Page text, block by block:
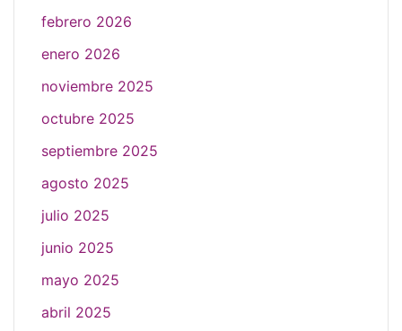
febrero 2026
enero 2026
noviembre 2025
octubre 2025
septiembre 2025
agosto 2025
julio 2025
junio 2025
mayo 2025
abril 2025